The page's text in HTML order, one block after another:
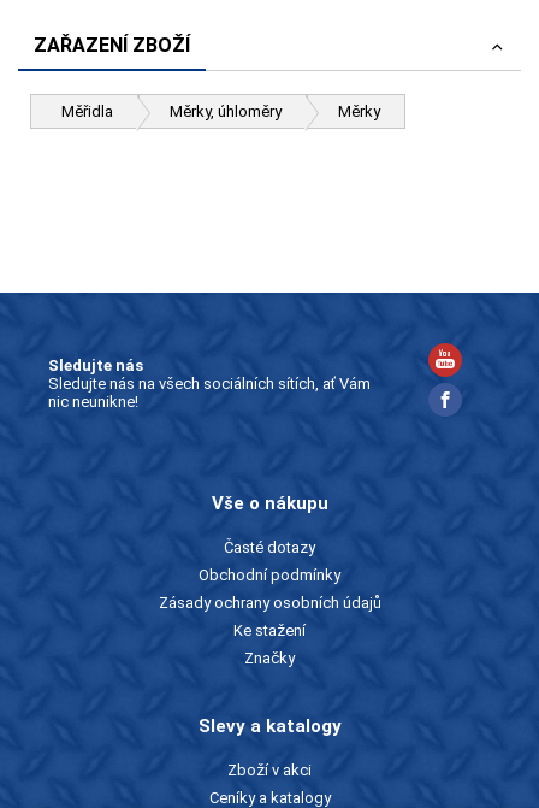
ZAŘAZENÍ ZBOŽÍ
Měřidla Měrky, úhloměry Měrky
Sledujte nás
Sledujte nás na všech sociálních sítích, ať Vám
nic neunikne!
Vše o nákupu
Časté dotazy
Obchodní podmínky
Zásady ochrany osobních údajů
Ke stažení
Značky
Slevy a katalogy
Zboží v akci
Ceníky a katalogy